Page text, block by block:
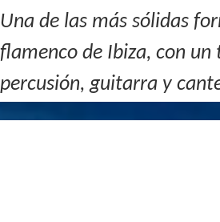
Una de las más sólidas
flamenco de Ibiza, con un
percusión, guitarra y
acompañará en la noche